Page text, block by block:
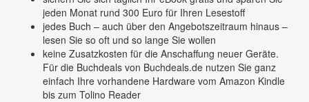
jeden Monat rund 300 Euro für Ihren Lesestoff
jedes Buch – auch über den Angebotszeitraum hinaus –
lesen Sie so oft und so lange Sie wollen
keine Zusatzkosten für die Anschaffung neuer Geräte.
Für die Buchdeals von Buchdeals.de nutzen Sie ganz
einfach Ihre vorhandene Hardware vom Amazon Kindle
bis zum Tolino Reader